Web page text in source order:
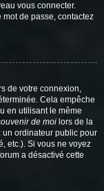
vous connecter.
de passe, contactez
de votre connexion,
Cela empêche
en utilisant le même
de moi lors de la
un ordinateur public pour
etc.). Si vous ne voyez
a désactivé cette